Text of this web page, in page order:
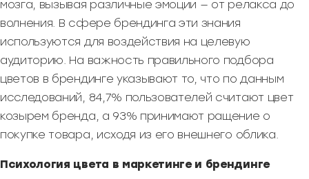
мозга, вызывая различные эмоции — от релакса до
волнения. В сфере брендинга эти знания
используются для воздействия на целевую
аудиторию. На важность правильного подбора
цветов в брендинге указывают то, что по данным
исследований, 84,7% пользователей считают цвет
козырем бренда, а 93% принимают ращение о
покупке товара, исходя из его внешнего облика.
Психология цвета в маркетинге и брендинге